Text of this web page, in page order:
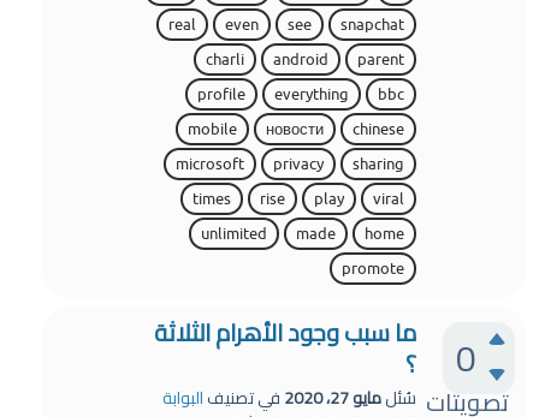
snapchat
see
even
real
parent
android
charli
bbc
everything
profile
chinese
новости
mobile
sharing
privacy
microsoft
viral
play
rise
times
home
made
unlimited
promote
0
تصويتات
ما سبب وجود الأهرام الثلاثة
؟
سُئلمايو 27، 2020 في تصنيفالبوابة